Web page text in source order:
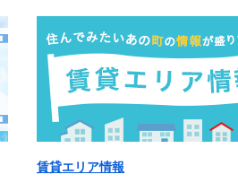
賃貸エリア情報